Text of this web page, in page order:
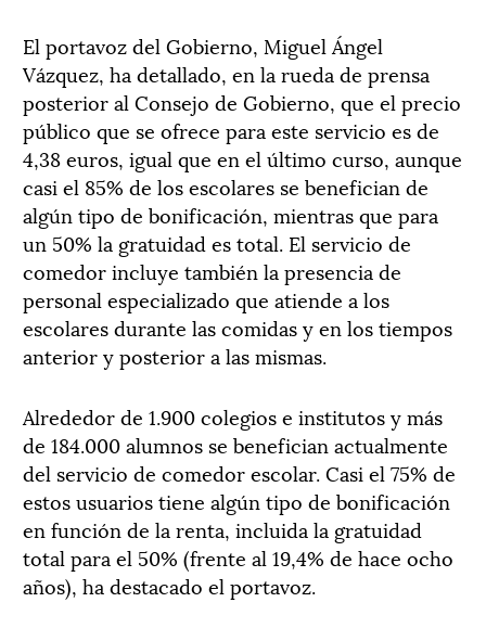
El portavoz del Gobierno, Miguel Ángel
Vázquez, ha detallado, en la rueda de prensa
posterior al Consejo de Gobierno, que el precio
público que se ofrece para este servicio es de
4,38 euros, igual que en el último curso, aunque
casi el 85% de los escolares se benefician de
algún tipo de bonificación, mientras que para
un 50% la gratuidad es total. El servicio de
comedor incluye también la presencia de
personal especializado que atiende a los
escolares durante las comidas y en los tiempos
anterior y posterior a las mismas.
Alrededor de 1.900 colegios e institutos y más
de 184.000 alumnos se benefician actualmente
del servicio de comedor escolar. Casi el 75% de
estos usuarios tiene algún tipo de bonificación
en función de la renta, incluida la gratuidad
total para el 50% (frente al 19,4% de hace ocho
años), ha destacado el portavoz.